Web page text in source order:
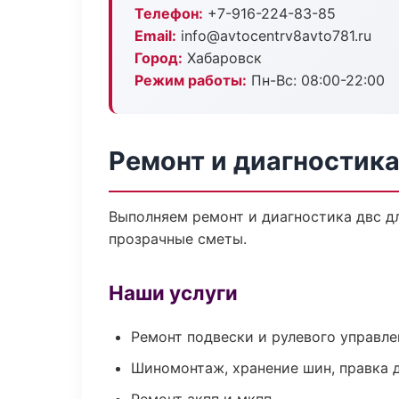
Телефон: +7-916-224-83-85
Email: info@avtocentrv8avto781.ru
Город: Хабаровск
Режим работы: Пн-Вс: 08:00-22:00
Ремонт и
Выполняем ремонт и диагностика двс
прозрачные сметы.
Наши услуги
Ремонт подвески и рулевого
Шиномонтаж, хранение шин, правка